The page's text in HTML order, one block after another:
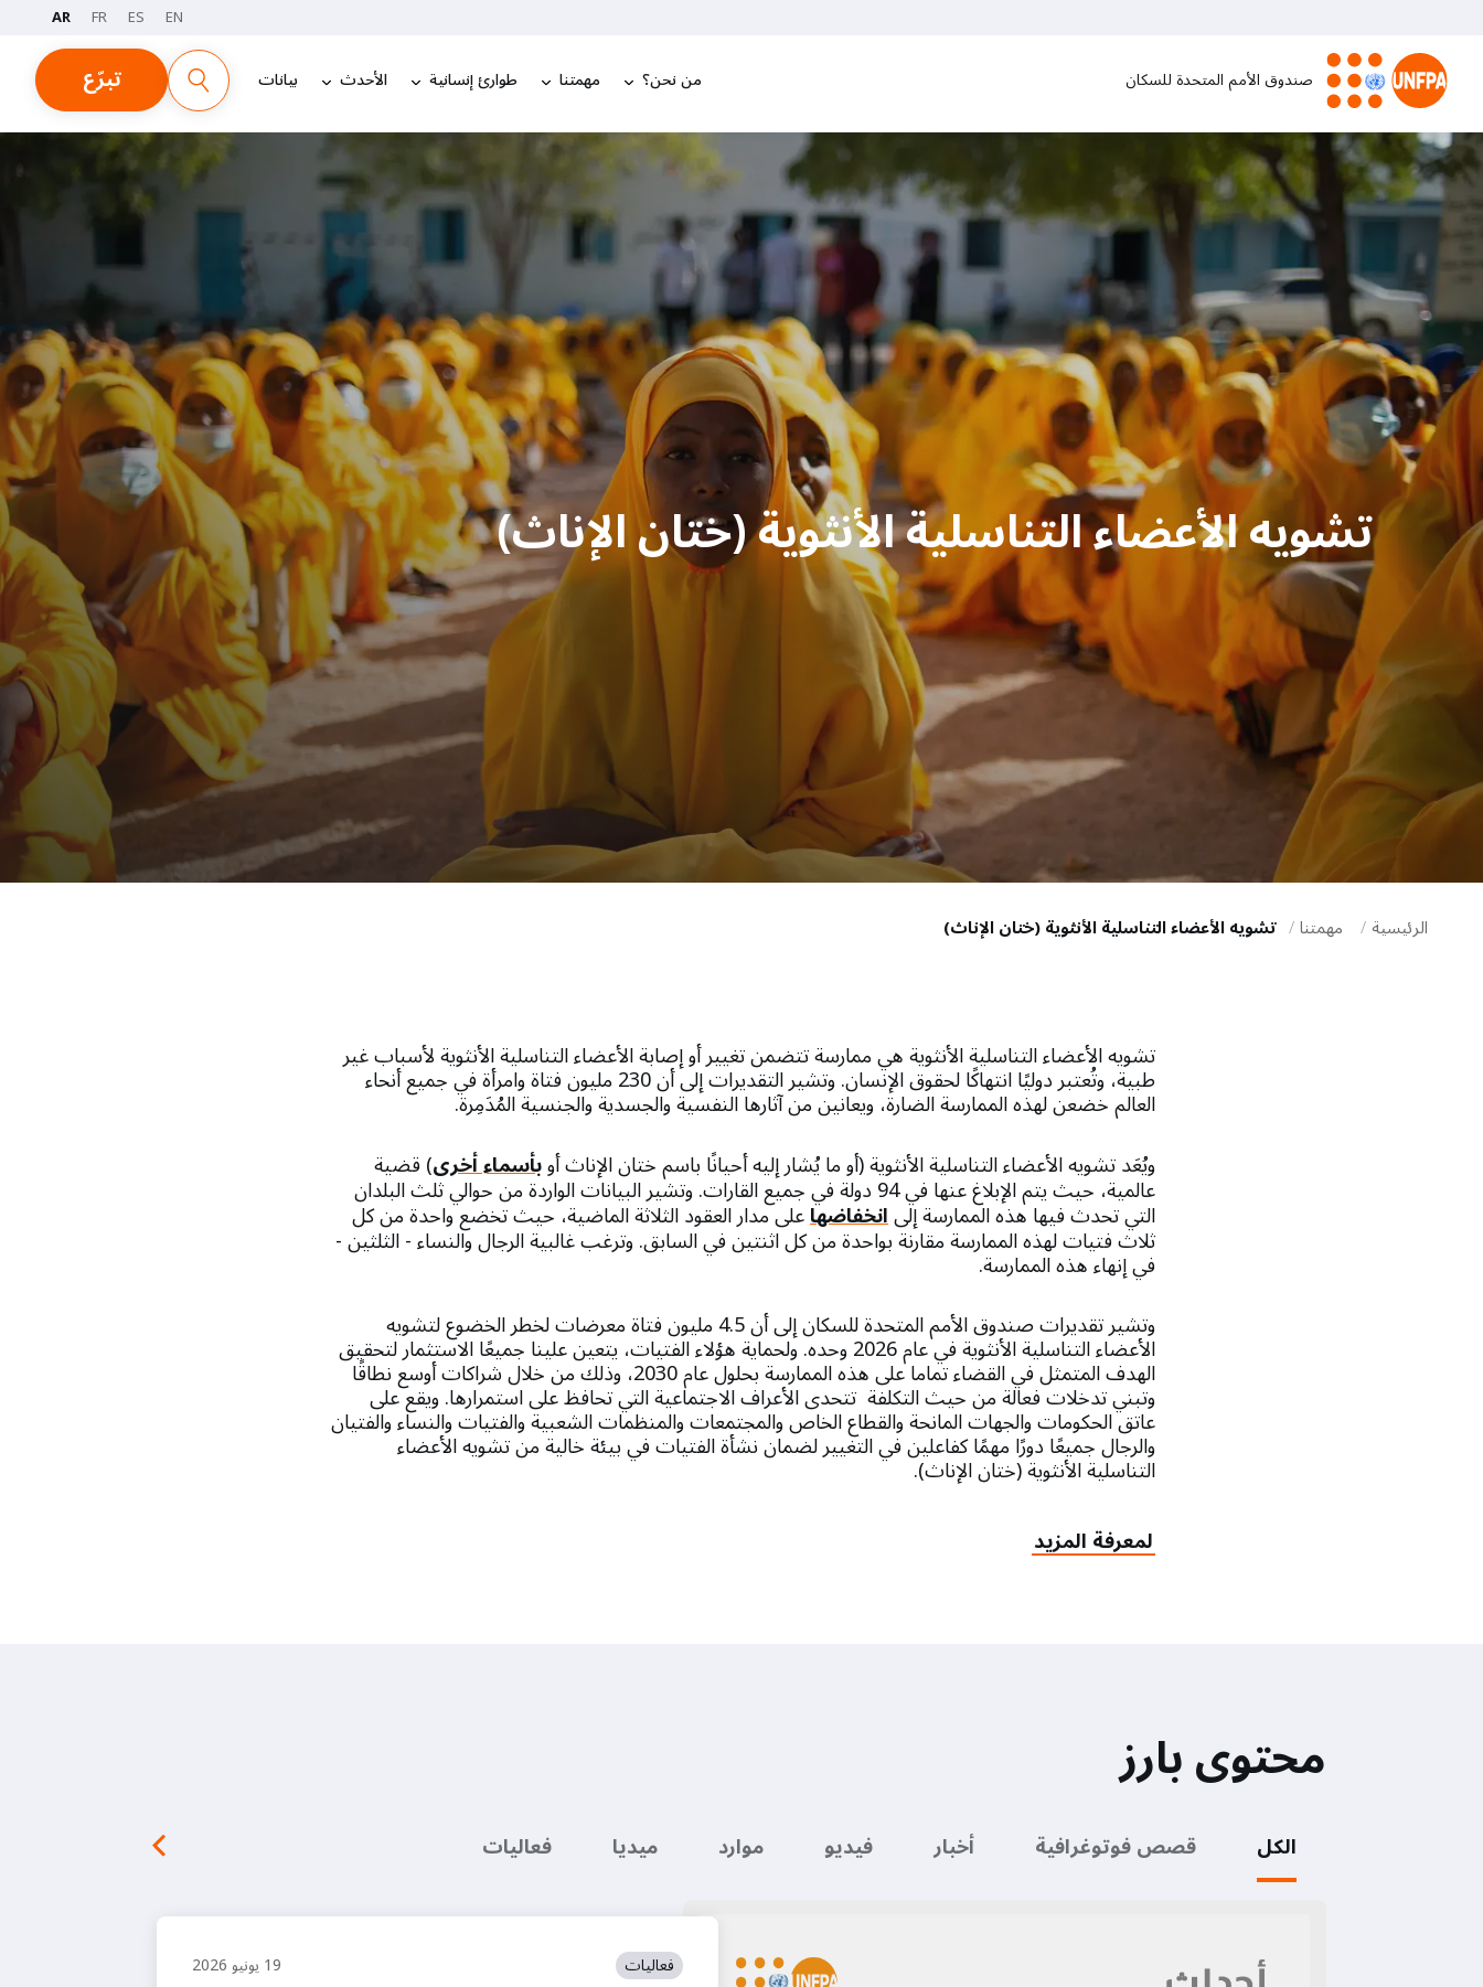
المحتوى
الرئيسي
EN
ES
FR
AR
صندوق الأمم المتحدة للسكان من نحن؟ مهمتنا طوارئ إنسانية الأحدث بيانات تبرّع
M
a
i
n
n
a
v
i
g
a
t
i
o
n
تشويه الأعضاء التناسلية الأنثوية (ختان الإناث)
الرئيسية مهمتنا تشويه الأعضاء التناسلية الأنثوية (ختان الإناث)
تشويه الأعضاء التناسلية الأنثوية هي ممارسة تتضمن تغيير أو إصابة الأعضاء التناسلية الأنثوية لأسباب غير
طبية، وتُعتبر دوليًا انتهاكًا لحقوق الإنسان. وتشير التقديرات إلى أن 230 مليون فتاة وامرأة في جميع أنحاء
العالم خضعن لهذه الممارسة الضارة، ويعانين من آثارها النفسية والجسدية والجنسية المُدَمِرة.
ويُعَد تشويه الأعضاء التناسلية الأنثوية (أو ما يُشار إليه أحيانًا باسم ختان الإناث أوبأسماء أخرى) قضية
عالمية، حيث يتم الإبلاغ عنها في 94 دولة في جميع القارات. وتشير البيانات الواردة من حوالي ثلث البلدان
التي تحدث فيها هذه الممارسة إلىانخفاضهاعلى مدار العقود الثلاثة الماضية، حيث تخضع واحدة من كل
ثلاث فتيات لهذه الممارسة مقارنة بواحدة من كل اثنتين في السابق. وترغب غالبية الرجال والنساء - الثلثين -
في إنهاء هذه الممارسة.
وتشير تقديرات صندوق الأمم المتحدة للسكان إلى أن 4.5 مليون فتاة معرضات لخطر الخضوع لتشويه
الأعضاء التناسلية الأنثوية في عام 2026 وحده. ولحماية هؤلاء الفتيات، يتعين علينا جميعًا الاستثمار لتحقيق
الهدف المتمثل في القضاء تماما على هذه الممارسة بحلول عام 2030، وذلك من خلال شراكات أوسع نطاقًا
وتبني تدخلات فعالة من حيث التكلفة تتحدى الأعراف الاجتماعية التي تحافظ على استمرارها. ويقع على
عاتق الحكومات والجهات المانحة والقطاع الخاص والمجتمعات والمنظمات الشعبية والفتيات والنساء والفتيان
والرجال جميعًا دورًا مهمًا كفاعلين في التغيير لضمان نشأة الفتيات في بيئة خالية من تشويه الأعضاء
التناسلية الأنثوية (ختان الإناث).
لمعرفة المزيد
محتوى بارز
الكل قصص فوتوغرافية أخبار فيديو موارد ميديا فعاليات
فعاليات 19 يونيو 2026